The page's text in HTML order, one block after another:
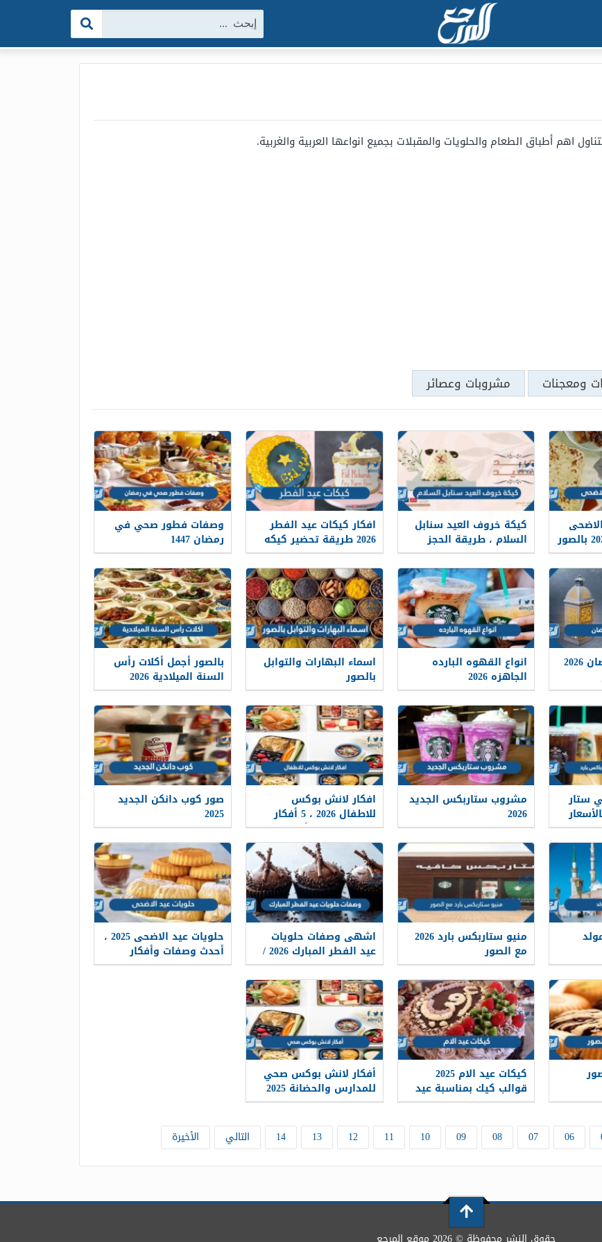
البحث:
اهم أطباق الطعام والحلويات والمقبلات بجميع انواعها العربية والغربية.
ومعجنات مشروبات وعصائر
كيكة خروف العيد سنابل
السلام ، طريقة الحجز
والطلب 2026
افكار كيكات عيد الفطر
2026 طريقة تحضير كيكه
عيد الفطر المبارك
وصفات فطور صحي في
رمضان 1447
منيو معجنات رمضان 2026 انواع القهوه البارده
الجاهزه 2026
اسماء البهارات والتوابل
بالصور
بالصور أجمل أكلات رأس
السنة الميلادية 2026
ستار مشروب ستاربكس الجديد
2026
افكار لانش بوکس
للاطفال 2026 ، 5 أفكار
لانش بوكس للأم العاملة
صور كوب دانكن الجديد
2025
منيو ستاربکس بارد 2026
مع الصور
اشهى وصفات حلويات
عيد الفطر المبارك 2026 /
1447
حلويات عيد الاضحى 2025 ،
أحدث وصفات وأفكار
حلويات العيد
كيكات عيد الام 2025
قوالب كيك بمناسبة عيد
الام
أفكار لانش بوکس صحي
للمدارس والحضانة 2025
06
07
08
09
10
11
12
13
14 التالي الأخيرة